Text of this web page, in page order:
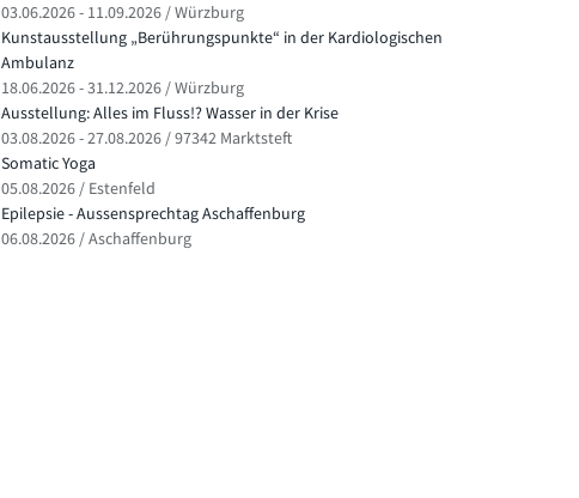
03.06.2026 - 11.09.2026 / Würzburg
Kunstausstellung „Berührungspunkte“ in der Kardiologischen
Ambulanz
18.06.2026 - 31.12.2026 / Würzburg
Ausstellung: Alles im Fluss!? Wasser in der Krise
03.08.2026 - 27.08.2026 / 97342 Marktsteft
Somatic Yoga
05.08.2026 / Estenfeld
Epilepsie - Aussensprechtag Aschaffenburg
06.08.2026 / Aschaffenburg